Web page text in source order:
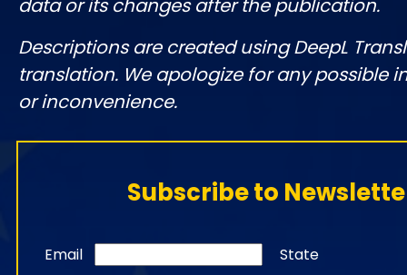
data or its changes after the publication.
Descriptions are created using DeepL
translation. We apologize for any possible
or inconvenience.
Subscribe to
Email State